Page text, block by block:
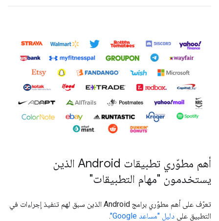
أهم مطوّري تطبيقات Android الذين
يستخدمون "مهام التطبيقات"
تعرّف على أهم مطوّري برامج Android الذين سبق لهم تنفيذ إجراءات في
التطبيق على دليل "مساعد Google" .